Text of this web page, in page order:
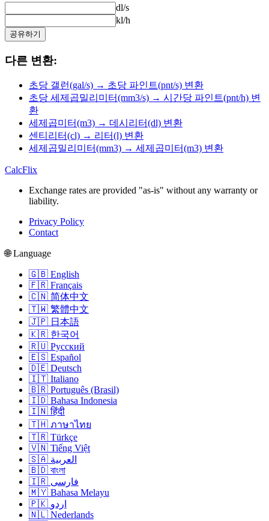
dl/s
kl/h
공유하기
다른 변환:
초당 갤런(gal/s) → 초당 파인트(pnt/s) 변환
초당 세제곱밀리미터(mm3/s) → 시간당 파인트(pnt/h) 변
환
세제곱미터(m3) → 데시리터(dl) 변환
센티리터(cl) → 리터(l) 변환
세제곱밀리미터(mm3) → 세제곱미터(m3) 변환
CalcFlix
Exchange rates are provided "as-is" without any warranty or
liability.
Privacy Policy
Contact
🌐 Language
🇬🇧 English
🇫🇷 Français
🇨🇳 简体中文
🇹🇼 繁體中文
🇯🇵 日本語
🇰🇷 한국어
🇷🇺 Русский
🇪🇸 Español
🇩🇪 Deutsch
🇮🇹 Italiano
🇧🇷 Português (Brasil)
🇮🇩 Bahasa Indonesia
🇮🇳 हिंदी
🇹🇭 ภาษาไทย
🇹🇷 Türkçe
🇻🇳 Tiếng Việt
🇸🇦 العربية
🇧🇩 বাংলা
🇮🇷 فارسی
🇲🇾 Bahasa Melayu
🇵🇰 اردو
🇳🇱 Nederlands